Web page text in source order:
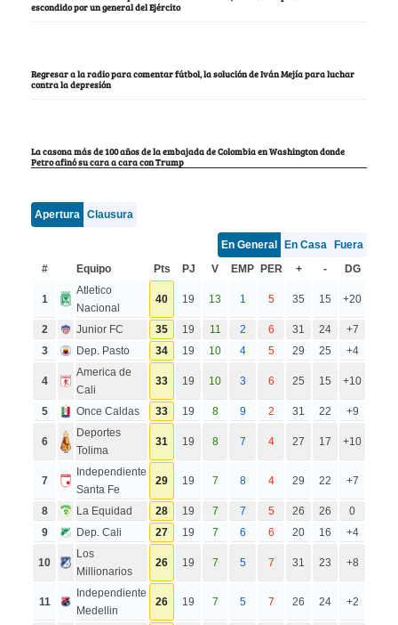
escondido por un general del Ejército
Regresar a la radio para comentar fútbol, la solución de Iván Mejía para luchar
contra la depresión
La casona más de 100 años de la embajada de Colombia en Washington donde
Petro afinó su cara a cara con Trump
Apertura Clausura
En General En Casa
Fuera
#
Equipo Pts PJ V EMP PER + - DG
1
Atletico
Nacional
40 19 13 1 5 35 15 +20
2 Junior FC 35 19 11 2 6 31 24
+7
3
Dep. Pasto 34 19 10 4 5 29 25 +4
4
America de
Cali
33 19 10 3 6 25 15 +10
5 Once Caldas 33 19 8 9 2 31 22 +9
6
Deportes
Tolima
31 19 8 7 4 27 17 +10
7
Independiente
Santa Fe
29 19 7 8 4 29 22 +7
8 La Equidad 28 19 7 7 5 26 26
0
9
Dep. Cali 27 19 7 6 6 20 16 +4
10
Los
Millionarios
26 19 7 5 7 31 23 +8
11
Independiente
Medellin
26 19 7 5 7 26 24 +2